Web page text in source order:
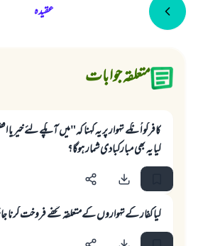
عقیدہ
متعلقہ جوابات
کافرکو اُنکے تہوار پر یہ کہنا کہ"میں آپکے لئے خیر
کیا یہ بھی مبارکبادی شمار ہوگا؟
كيا كفار كےتہواروں كےمتعلقہ تحفے فروخت كرنا